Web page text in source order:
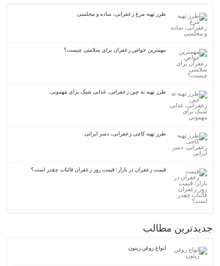
طرز تهیه مرغ زعفرانی، ساده و مجلسی
مهمترین خواص زعفران برای سلامتی چیست؟
طرز تهیه ته‌ چین زعفرانی، غذایی شیک برای مهمونی
طرز تهیه کاچی زعفرانی، دسر ایرانی
قیمت زعفران در بازار؛ قیمت روز زعفران قائنات چقدر است؟
جدیدترین مطالب
انواع روغن زیتون